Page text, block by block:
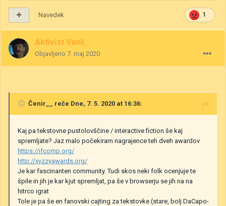
1
Navedek
Aktivist Vanč
Objavljeno 7. maj 2020
Čenir__ reče Dne, 7. 5. 2020 at 16:36:
Kaj pa tekstovne pustolovščine / interactive fiction še kaj
spremljate? Jaz malo počekiram nagrajence teh dveh awardov
https://ifcomp.org/
http://xyzzyawards.org/
Je kar fascinanten community. Tudi skos neki folk ocenjuje te
špile in jih je kar kjut spremljat, pa še v browserju se jih na na
hitrco igrat
Tole je pa še en fanovski cajting za tekstovke (stare, bolj DaCapo-